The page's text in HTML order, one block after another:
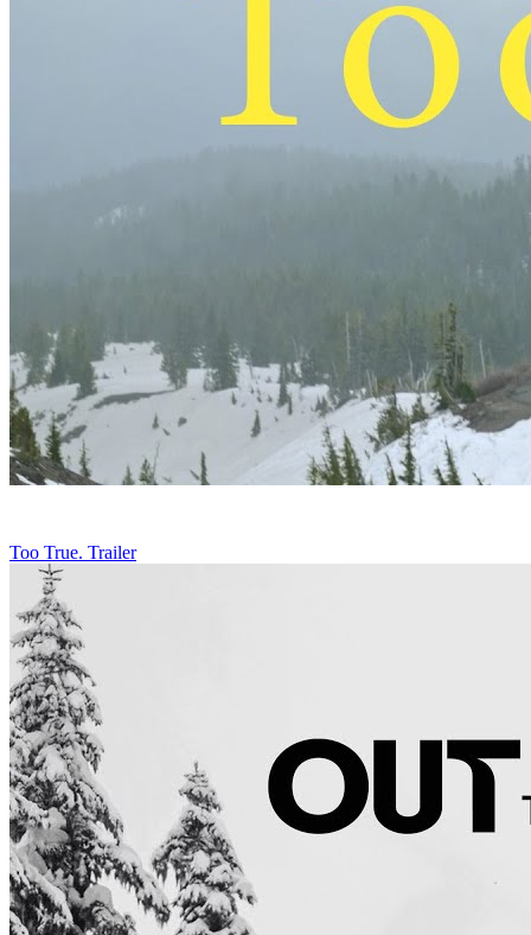
Too True. Trailer